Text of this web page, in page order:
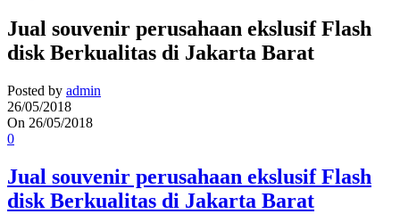
Jual souvenir perusahaan ekslusif Flash
disk Berkualitas di Jakarta Barat
Posted by admin
26/05/2018
On 26/05/2018
0
Jual souvenir perusahaan ekslusif Flash
disk Berkualitas di Jakarta Barat